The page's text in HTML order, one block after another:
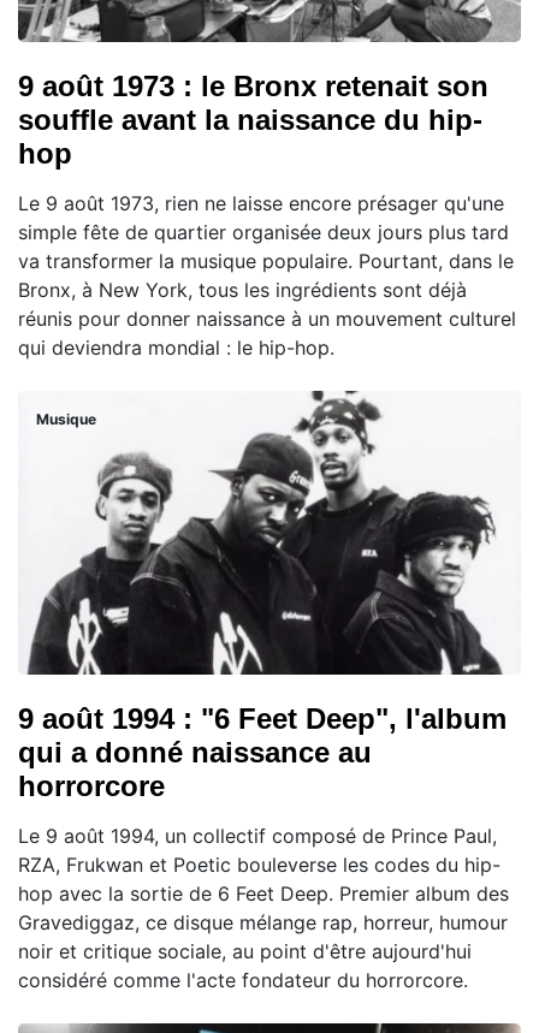
9 août 1973 : le Bronx retenait son
souffle avant la naissance du hip-
hop
Le 9 août 1973, rien ne laisse encore présager qu'une
simple fête de quartier organisée deux jours plus tard
va transformer la musique populaire. Pourtant, dans le
Bronx, à New York, tous les ingrédients sont déjà
réunis pour donner naissance à un mouvement culturel
qui deviendra mondial : le hip-hop.
Musique
9 août 1994 : "6 Feet Deep", l'album
qui a donné naissance au
horrorcore
Le 9 août 1994, un collectif composé de Prince Paul,
RZA, Frukwan et Poetic bouleverse les codes du hip-
hop avec la sortie de 6 Feet Deep. Premier album des
Gravediggaz, ce disque mélange rap, horreur, humour
noir et critique sociale, au point d'être aujourd'hui
considéré comme l'acte fondateur du horrorcore.